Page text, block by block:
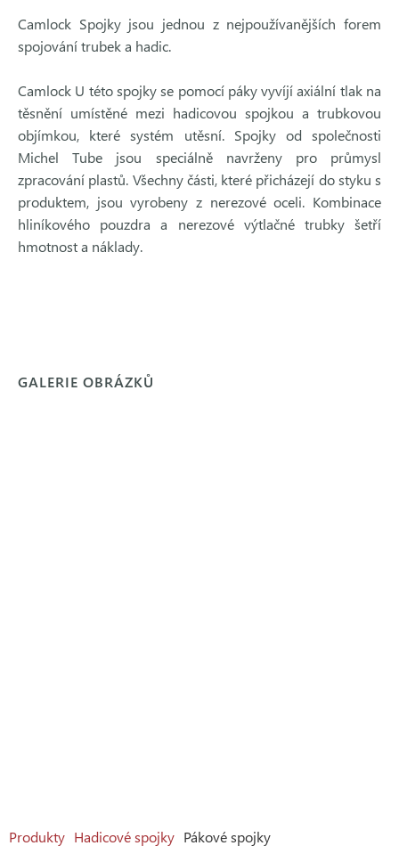
Camlock Spojky jsou jednou z nejpoužívanějších forem
spojování trubek a hadic.
Camlock U této spojky se pomocí páky vyvíjí axiální tlak na
těsnění umístěné mezi hadicovou spojkou a trubkovou
objímkou, které systém utěsní. Spojky od společnosti
Michel Tube jsou speciálně navrženy pro průmysl
zpracování plastů. Všechny části, které přicházejí do styku s
produktem, jsou vyrobeny z nerezové oceli. Kombinace
hliníkového pouzdra a nerezové výtlačné trubky šetří
hmotnost a náklady.
GALERIE OBRÁZKŮ
Produkty Hadicové spojky Pákové spojky